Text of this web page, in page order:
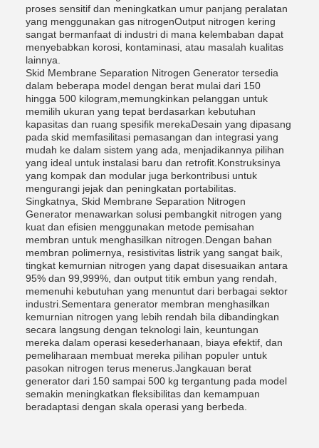
proses sensitif dan meningkatkan umur panjang peralatan
yang menggunakan gas nitrogenOutput nitrogen kering
sangat bermanfaat di industri di mana kelembaban dapat
menyebabkan korosi, kontaminasi, atau masalah kualitas
lainnya.
Skid Membrane Separation Nitrogen Generator tersedia
dalam beberapa model dengan berat mulai dari 150
hingga 500 kilogram,memungkinkan pelanggan untuk
memilih ukuran yang tepat berdasarkan kebutuhan
kapasitas dan ruang spesifik merekaDesain yang dipasang
pada skid memfasilitasi pemasangan dan integrasi yang
mudah ke dalam sistem yang ada, menjadikannya pilihan
yang ideal untuk instalasi baru dan retrofit.Konstruksinya
yang kompak dan modular juga berkontribusi untuk
mengurangi jejak dan peningkatan portabilitas.
Singkatnya, Skid Membrane Separation Nitrogen
Generator menawarkan solusi pembangkit nitrogen yang
kuat dan efisien menggunakan metode pemisahan
membran untuk menghasilkan nitrogen.Dengan bahan
membran polimernya, resistivitas listrik yang sangat baik,
tingkat kemurnian nitrogen yang dapat disesuaikan antara
95% dan 99,999%, dan output titik embun yang rendah,
memenuhi kebutuhan yang menuntut dari berbagai sektor
industri.Sementara generator membran menghasilkan
kemurnian nitrogen yang lebih rendah bila dibandingkan
secara langsung dengan teknologi lain, keuntungan
mereka dalam operasi kesederhanaan, biaya efektif, dan
pemeliharaan membuat mereka pilihan populer untuk
pasokan nitrogen terus menerus.Jangkauan berat
generator dari 150 sampai 500 kg tergantung pada model
semakin meningkatkan fleksibilitas dan kemampuan
beradaptasi dengan skala operasi yang berbeda.